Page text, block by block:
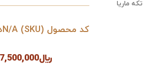
کد محصول (SKU) N/A
﷼